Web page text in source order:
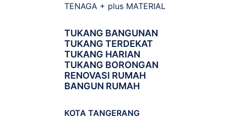
TENAGA + plus MATERIAL
TUKANG BANGUNAN
TUKANG TERDEKAT
TUKANG HARIAN
TUKANG BORONGAN
RENOVASI RUMAH
BANGUN RUMAH
KOTA TANGERANG